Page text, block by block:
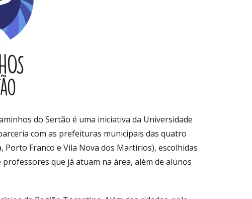
do Sertão é uma iniciativa da Universidade
com as prefeituras municipais das quatro
Franco e Vila Nova dos Martírios), escolhidas
que já atuam na área, além de alunos